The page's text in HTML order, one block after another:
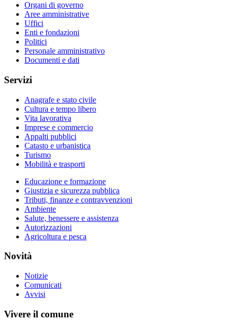
Organi di governo
Aree amministrative
Uffici
Enti e fondazioni
Politici
Personale amministrativo
Documenti e dati
Servizi
Anagrafe e stato civile
Cultura e tempo libero
Vita lavorativa
Imprese e commercio
Appalti pubblici
Catasto e urbanistica
Turismo
Mobilità e trasporti
Educazione e formazione
Giustizia e sicurezza pubblica
Tributi, finanze e contravvenzioni
Ambiente
Salute, benessere e assistenza
Autorizzazioni
Agricoltura e pesca
Novità
Notizie
Comunicati
Avvisi
Vivere il comune